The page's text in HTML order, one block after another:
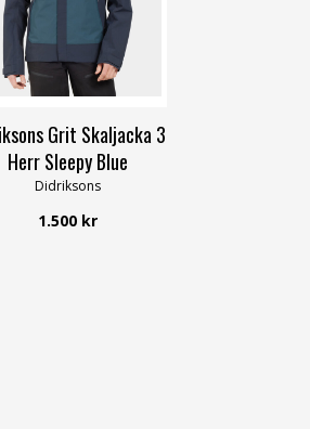
M L XL XXL 3XL
Grit Skaljacka 3
Herr Sleepy Blue
Didriksons
1.500 kr